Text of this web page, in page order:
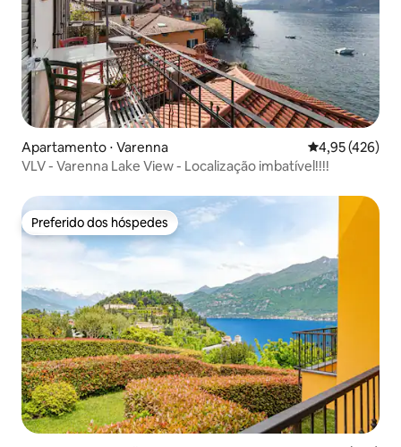
Apartamento ⋅ Varenna 4,95 de uma
4,95 (426)
VLV - Varenna Lake View - Localização imbatível!!!!
Preferido dos hóspedes
Preferido dos hóspedes